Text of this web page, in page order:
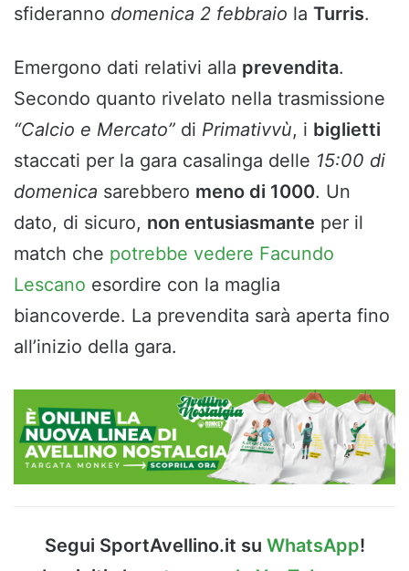
sfideranno domenica 2 febbraio la Turris.
Emergono dati relativi alla prevendita.
Secondo quanto rivelato nella trasmissione
“Calcio e Mercato” di Primativvù, i biglietti
staccati per la gara casalinga delle 15:00 di
domenica sarebbero meno di 1000. Un
dato, di sicuro, non entusiasmante per il
match che potrebbe vedere Facundo
Lescano esordire con la maglia
biancoverde. La prevendita sarà aperta fino
all’inizio della gara.
Segui SportAvellino.it su WhatsApp!